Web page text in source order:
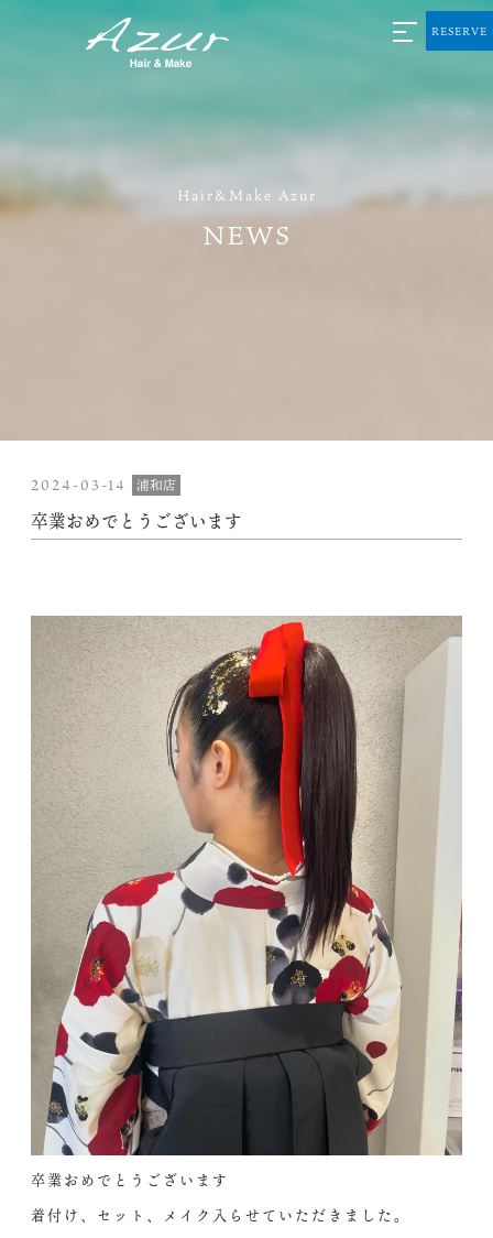
Hair&Make Azur
NEWS
RESERVE
2024-03-14 浦和店
卒業おめでとうございます
卒業おめでとうございます
着付け、セット、メイク入らせていただきました。